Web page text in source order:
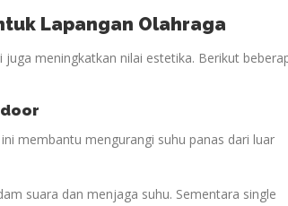
Lapangan Olahraga
meningkatkan nilai estetika. Berikut
membantu mengurangi suhu panas dari luar
suara dan menjaga suhu. Sementara single